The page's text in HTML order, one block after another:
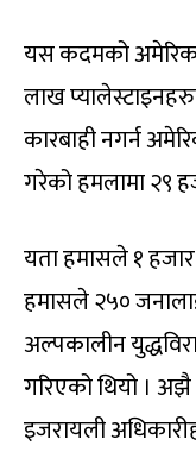
यस कदमको
लाख
कारबाही नगर्न
गरेको हमलामा २९
यता हमासले १
हमासले २५०
अल्पकालीन
गरिएको थियो ।
इजरायली